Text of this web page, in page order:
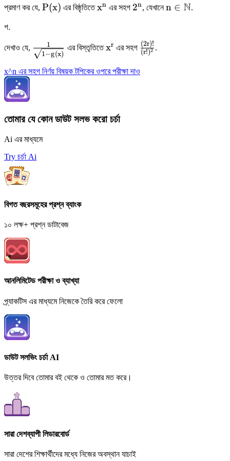
প্রমাণ কর যে, \mathrm{P}
P(x) এর বিষ্ঠৃতিতে\mathrm{x}^{\mathrm{n}}
xn এর সহগ 2^{\mathrm{n}}
2n, যেখানে\mathrm{n}
n ∈ N.
গ.
দেখাও যে, \frac{1}
{\sqrt{1-
\mathrm{g}
1−g(x)
1 এর বিস্তৃতিতে\mathrm{x}^{\mathrm{r}}
xr এর সহগ \frac{(2
\mathrm{r})
!}
(r!)2
(2r)! .
x^n এর সহগ নির্ণয় বিষয়ক টপিকের ওপরে পরীক্ষা দাও
তোমার যে কোন ডাউট সলভ করো চর্চা
Ai এর মাধ্যমে
Try চর্চা Ai
বিগত বছরসমূহের প্রশ্ন ব্যাংক
১০ লক্ষ+ প্রশ্ন ডাটাবেজ
আনলিমিটেড পরীক্ষা ও ব্যাখ্যা
প্র্যাকটিস এর মাধ্যমে নিজেকে তৈরি করে ফেলো
ডাউট সলভিং চর্চা AI
উত্তর দিবে তোমার বই থেকে ও তোমার মত করে।
সারা দেশব্যাপী লিডারবোর্ড
সারা দেশের শিক্ষার্থীদের মধ্যে নিজের অবস্থান যাচাই